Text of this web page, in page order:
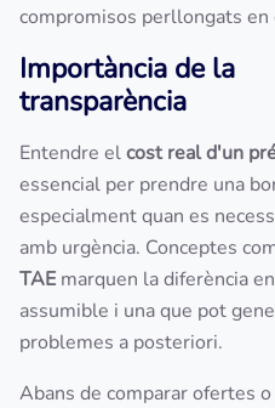
compromisos perllongats en
Importància de la
transparència
Entendre elcost real d'un
essencial per prendre una
especialment quan es
amb urgència. Conceptes
TAE marquen la diferència
assumible i una que pot
problemes a posteriori.
Abans de comparar ofertes